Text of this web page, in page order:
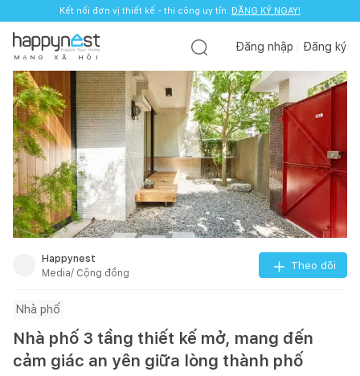
Kết nối đơn vị thiết kế - thi công uy tín. ĐĂNG KÝ NGAY!
M Ạ N G X Ã H Ộ I
Đăng nhập Đăng ký
Happynest
Media/ Cộng đồng
Theo dõi
Nhà phố
Nhà phố 3 tầng thiết kế mở, mang đến
cảm giác an yên giữa lòng thành phố